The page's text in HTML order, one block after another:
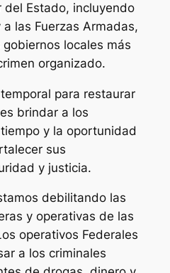
Estado, incluyendo
las Fuerzas Armadas,
locales más
organizado.
para restaurar
brindar a los
y la oportunidad
sus
y justicia.
debilitando las
y operativas de las
operativos Federales
a los criminales